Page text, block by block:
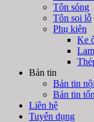
Tôn sóng
Tôn soi lỗ
Phụ kiện
Ke
Bản tin
Bản tin
Bản tin
Liên hệ
Tuyển dụng